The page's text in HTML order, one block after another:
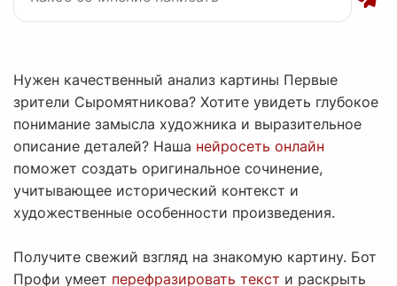
Нужен качественный анализ картины Первые
зрители Сыромятникова? Хотите увидеть глубокое
понимание замысла художника и выразительное
описание деталей? Наша нейросеть онлайн
поможет создать оригинальное сочинение,
учитывающее исторический контекст и
художественные особенности произведения.
Получите свежий взгляд на знакомую картину. Бот
Профи умеет перефразировать текст и раскрыть